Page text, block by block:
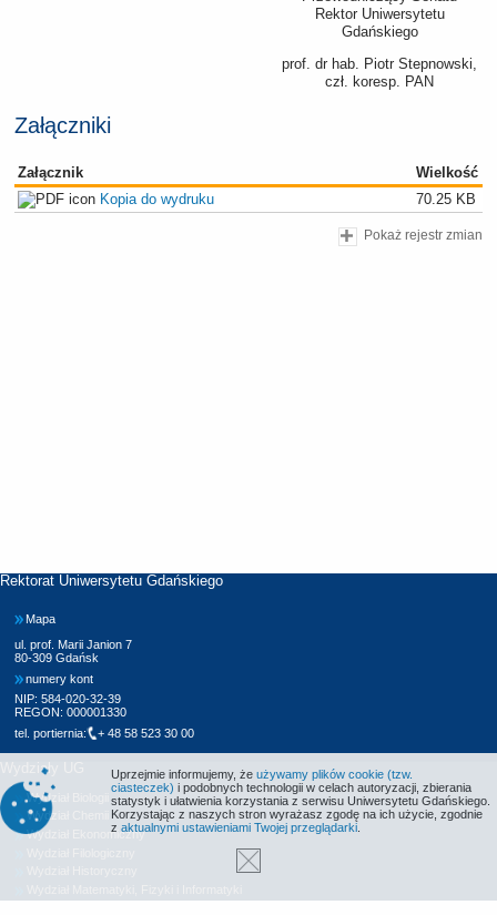
Rektor Uniwersytetu
Gdańskiego
prof. dr hab. Piotr Stepnowski,
czł. koresp. PAN
Załączniki
Załącznik
Wielkość
Kopia do wydruku
70.25 KB
Pokaż rejestr zmian
Rektorat Uniwersytetu Gdańskiego
Mapa
ul. prof. Marii Janion 7
80-309 Gdańsk
numery kont
NIP: 584-020-32-39
REGON: 000001330
tel. portiernia:
+ 48 58 523 30 00
Wydziały UG
Wydział Biologii
Wydział Chemii
Wydział Ekonomiczny
Uprzejmie informujemy, że używamy plików cookie (tzw.
ciasteczek) i podobnych technologii w celach autoryzacji, zbierania
statystyk i ułatwienia korzystania z serwisu Uniwersytetu Gdańskiego.
Korzystając z naszych stron wyrażasz zgodę na ich użycie, zgodnie
z aktualnymi ustawieniami Twojej przeglądarki